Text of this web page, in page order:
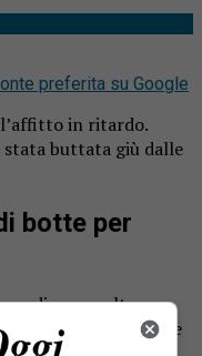
preferita su Google
in ritardo.
stata buttata giù dalle
botte per
di casa e altre
arretrato, oppure